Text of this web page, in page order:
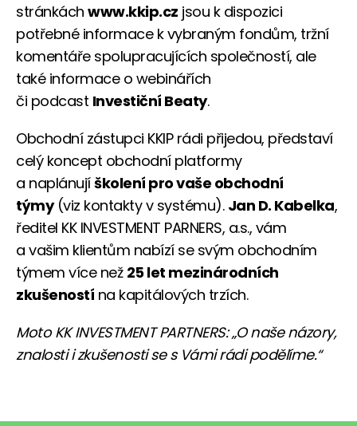
stránkách www.kkip.cz jsou k dispozici
potřebné informace k vybraným fondům, tržní
komentáře spolupracujících společností, ale
také informace o webinářích
či podcast Investiční Beaty.
Obchodní zástupci KKIP rádi přijedou, představí
celý koncept obchodní platformy
a naplánujíškolení pro vaše obchodní
týmy(viz kontakty v systému). Jan D. Kabelka,
ředitel KK INVESTMENT PARNERS, a.s., vám
a vašim klientům nabízí se svým obchodním
týmem více než 25 let mezinárodních
zkušeností na kapitálových trzích.
Moto KK INVESTMENT PARTNERS: „O naše názory,
znalosti i zkušenosti se s Vámi rádi podělíme.“